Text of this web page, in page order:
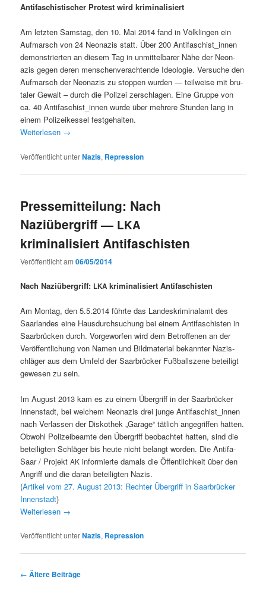
Antifaschis­tis­ch­er Protest wird kriminalisiert
Am let­zten Sam­stag, den 10. Mai 2014 fand in Völk­lin­gen ein
Auf­marsch von 24 Neon­azis statt. Über 200 Antifaschist_innen
demon­stri­erten an diesem Tag in unmit­tel­bar­er Nähe der Neon­
azis gegen deren men­schen­ver­ach­t­ende Ide­olo­gie. Ver­suche den
Auf­marsch der Neon­azis zu stop­pen wur­den — teil­weise mit bru­
taler Gewalt – durch die Polizei zer­schla­gen. Eine Gruppe von
ca. 40 Antifaschist_innen wurde über mehrere Stun­den lang in
einem Polizeikessel festgehalten.
Weit­er­lesen →
Veröffentlicht unterNazis, Repression
Pressemitteilung: Nach
Naziübergriff — LKA
kriminalisiert Antifaschisten
Veröffentlicht am06/05/2014
Nach Naz­iüber­griff: LKA krim­i­nal­isiert Antifaschisten
Am Mon­tag, den 5.5.2014 führte das Lan­deskrim­i­nalamt des
Saar­lan­des eine Haus­durch­suchung bei einem Antifaschis­ten in
Saar­brück­en durch. Vorge­wor­fen wird dem Betrof­fe­nen an der
Veröf­fentlichung von Namen und Bild­ma­te­r­i­al bekan­nter Nazis­
chläger aus dem Umfeld der Saar­brück­er Fußball­szene beteiligt
gewe­sen zu sein.
Im August 2013 kam es zu einem Über­griff in der Saar­brück­er
Innen­stadt, bei welchem Neon­azis drei junge Antifaschist_innen
nach Ver­lassen der Diskothek „Garage“ tätlich ange­grif­f­en hat­ten.
Obwohl Polizeibeamte den Über­griff beobachtet hat­ten, sind die
beteiligten Schläger bis heute nicht belangt wor­den. Die Antifa-
Saar / Pro­jektAK informierte damals die Öffentlichkeit über den
Angriff und die daran beteiligten Nazis.
(Artikel vom 27. August 2013: Rechter Über­griff in Saar­brück­er
Innen­stadt)
Weit­er­lesen →
Veröffentlicht unterNazis, Repression
Beitragsnavigation
← Ältere Beiträge